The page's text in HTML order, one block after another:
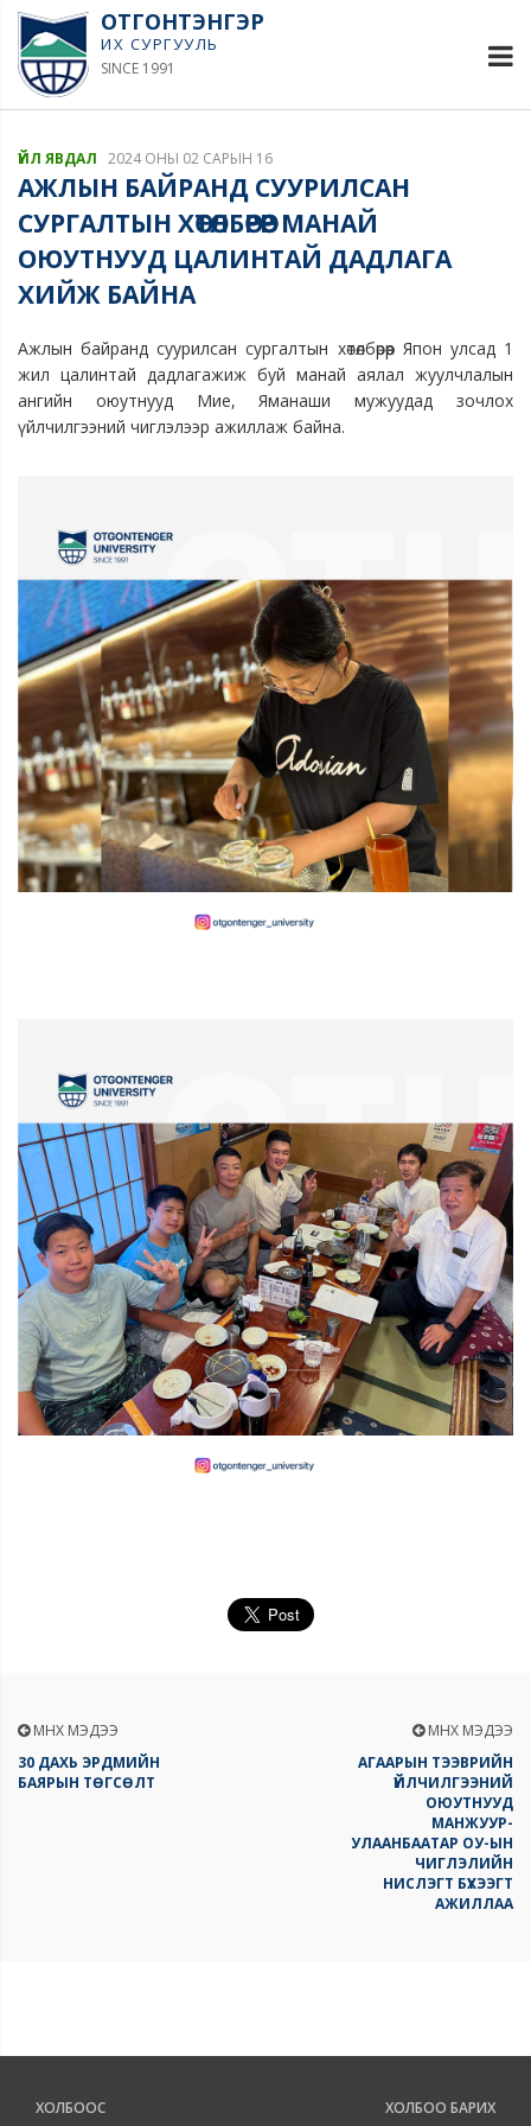
ОТГОНТЭНГЭР
ИХ СУРГУУЛЬ
SINCE 1991
ҮЙЛ ЯВДАЛ 2024 ОНЫ 02 САРЫН 16
АЖЛЫН БАЙРАНД СУУРИЛСАН
СУРГАЛТЫН ХӨТӨЛБӨРӨӨР МАНАЙ
ОЮУТНУУД ЦАЛИНТАЙ ДАДЛАГА
ХИЙЖ БАЙНА
Ажлын байранд суурилсан сургалтын хөтөлбөрөөр Япон улсад 1
жил цалинтай дадлагажиж буй манай аялал жуулчлалын
ангийн оюутнууд Мие, Яманаши мужуудад зочлох
үйлчилгээний чиглэлээр ажиллаж байна.
ӨМНӨХ МЭДЭЭ
30 ДАХЬ ЭРДМИЙН
БАЯРЫН ТӨГСӨЛТ
ӨМНӨХ МЭДЭЭ
АГААРЫН ТЭЭВРИЙН
ҮЙЛЧИЛГЭЭНИЙ
ОЮУТНУУД
МАНЖУУР-
УЛААНБААТАР ОУ-ЫН
ЧИГЛЭЛИЙН
НИСЛЭГТ БҮХЭЭГТ
АЖИЛЛАА
ХОЛБООС ХОЛБОО БАРИХ